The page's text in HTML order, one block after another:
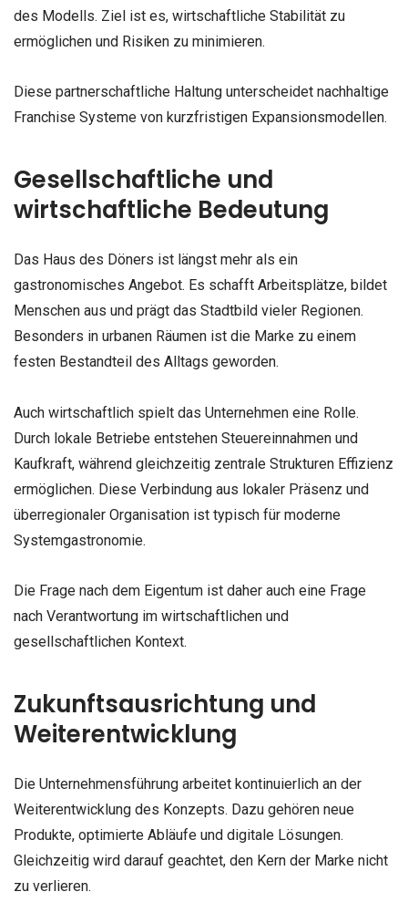
des Modells. Ziel ist es, wirtschaftliche Stabilität zu
ermöglichen und Risiken zu minimieren.
Diese partnerschaftliche Haltung unterscheidet nachhaltige
Franchise Systeme von kurzfristigen Expansionsmodellen.
Gesellschaftliche und
wirtschaftliche Bedeutung
Das Haus des Döners ist längst mehr als ein
gastronomisches Angebot. Es schafft Arbeitsplätze, bildet
Menschen aus und prägt das Stadtbild vieler Regionen.
Besonders in urbanen Räumen ist die Marke zu einem
festen Bestandteil des Alltags geworden.
Auch wirtschaftlich spielt das Unternehmen eine Rolle.
Durch lokale Betriebe entstehen Steuereinnahmen und
Kaufkraft, während gleichzeitig zentrale Strukturen Effizienz
ermöglichen. Diese Verbindung aus lokaler Präsenz und
überregionaler Organisation ist typisch für moderne
Systemgastronomie.
Die Frage nach dem Eigentum ist daher auch eine Frage
nach Verantwortung im wirtschaftlichen und
gesellschaftlichen Kontext.
Zukunftsausrichtung und
Weiterentwicklung
Die Unternehmensführung arbeitet kontinuierlich an der
Weiterentwicklung des Konzepts. Dazu gehören neue
Produkte, optimierte Abläufe und digitale Lösungen.
Gleichzeitig wird darauf geachtet, den Kern der Marke nicht
zu verlieren.